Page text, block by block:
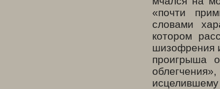
«почти
словами
котором
шизофрения
проигрыша